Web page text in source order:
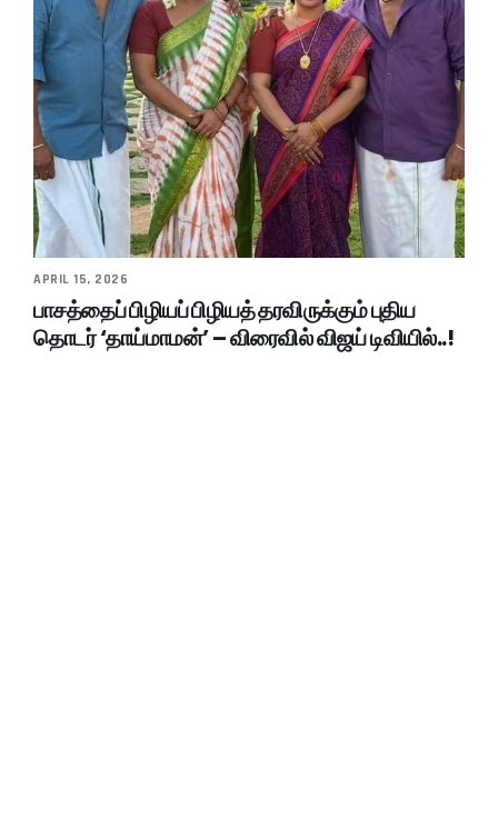
APRIL 15, 2026
பாசத்தைப் பிழியப் பிழியத் தரவிருக்கும் புதிய
தொடர் ‘தாய்மாமன்’ – விரைவில் விஜய் டிவியில்..!